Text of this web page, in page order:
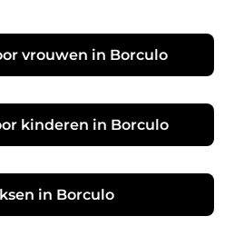
vrouwen in Borculo
kinderen in Borculo
in Borculo